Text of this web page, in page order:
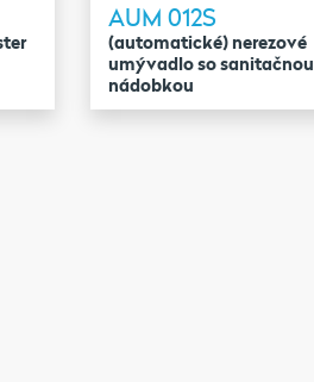
AUM 012S
(automatické) nerezové
umývadlo so sanitačnou
nádobkou